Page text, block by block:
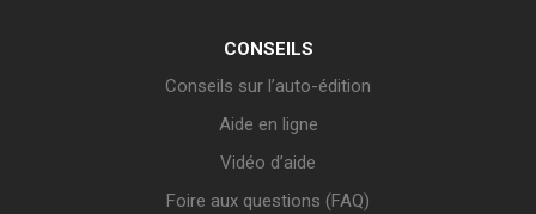
CONSEILS
Conseils sur l’auto-édition
Aide en ligne
Vidéo d’aide
Foire aux questions (FAQ)